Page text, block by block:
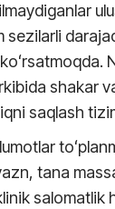
shakar
saqlash
tana
salomatlik